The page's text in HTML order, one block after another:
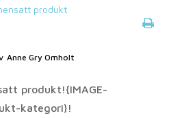
produkt
Anne Gry Omholt
produkt!{IMAGE-
kategori}!